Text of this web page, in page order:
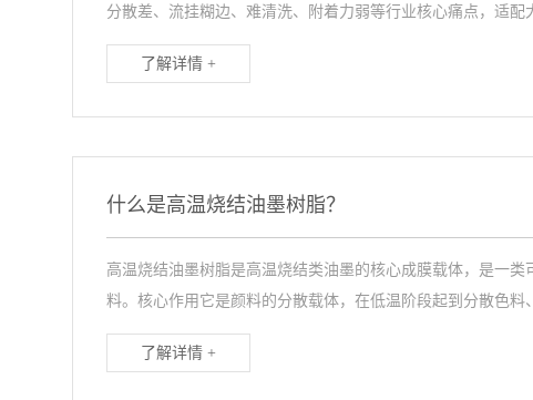
分散差、流挂糊边、难清洗、附着力弱等行业核心痛点，适配
了解详情 +
什么是高温烧结油墨树脂？
高温烧结油墨树脂是高温烧结类油墨的核心成膜载体，是一
料。核心作用‌它是颜料的分散载体，在低温阶段起到分散色料
了解详情 +